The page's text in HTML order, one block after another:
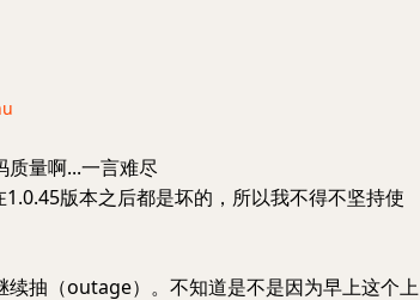
量啊...一言难尽
版本之后都是坏的，所以我不得不坚持使
抽（outage）。不知道是不是因为早上这个上